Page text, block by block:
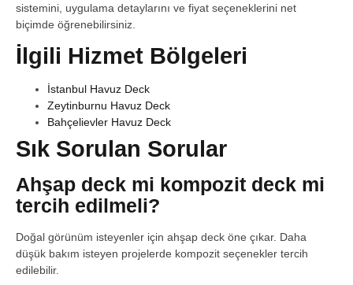
sistemini, uygulama detaylarını ve fiyat seçeneklerini net
biçimde öğrenebilirsiniz.
İlgili Hizmet Bölgeleri
İstanbul Havuz Deck
Zeytinburnu Havuz Deck
Bahçelievler Havuz Deck
Sık Sorulan Sorular
Ahşap deck mi kompozit deck mi
tercih edilmeli?
Doğal görünüm isteyenler için ahşap deck öne çıkar. Daha
düşük bakım isteyen projelerde kompozit seçenekler tercih
edilebilir.